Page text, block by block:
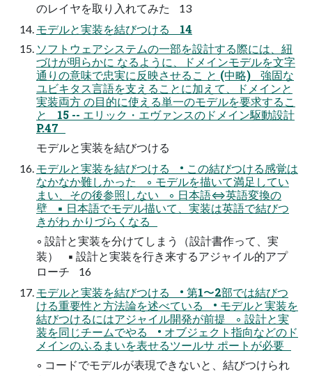
のレイヤを取り入れてみた 13
モデルと実装を結びつける 14
ソフトウェアシステムの一部を設計する際には、紐
づけが明らかに なるように、ドメインモデルを文字
通りの意味で忠実に反映させるこ と (中略) 強固な
ユビキタス言語を支えることに加えて、ドメインと
実装両方 の目的に使える単一のモデルを要求するこ
と 15 -- エリック・エヴァンスのドメイン駆動設計
P.47
モデルと実装を結びつける
モデルと実装を結びつける • この結びつける感覚は
なかなか難しかった ◦ モデルを描いて満足してい
まい、その後参照しない ◦ 日本語⇔英語変換の
壁 ▪ 日本語でモデル描いて、実装は英語で結びつ
きがわ かりづらくなる
◦ 設計と実装を分けてしまう（設計書作って、実
装） ▪ 設計と実装を行き来するアジャイル的アプ
ローチ 16
モデルと実装を結びつける • 第1〜2部では結びつ
ける重要性と方法論を述べている • モデルと実装を
結びつけるにはアジャイル開発が前提 ◦ 設計と実
装を同じチームでやる • オブジェクト指向などのド
メインのふるまいを表せるツールサ ポートが必要
◦ コードでモデルが表現できないと、結びつけられ